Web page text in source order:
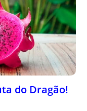
do Dragão!